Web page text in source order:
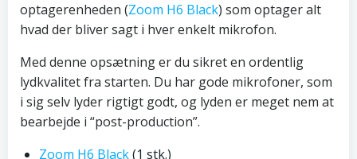
optagerenheden (Zoom H6 Black) som optager alt
hvad der bliver sagt i hver enkelt mikrofon.
Med denne opsætning er du sikret en ordentlig
lydkvalitet fra starten. Du har gode mikrofoner, som
i sig selv lyder rigtigt godt, og lyden er meget nem at
bearbejde i “post-production”.
Zoom H6 Black(1 stk.)